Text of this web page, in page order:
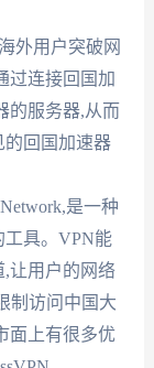
外用户突破网
过连接回国加
的服务器,从而
的回国加速器
是一种
工具。VPN能
让用户的网络
制访问中国大
面上有很多优